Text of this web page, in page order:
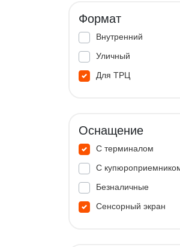
Формат
Внутренний
Уличный
Для ТРЦ
Оснащение
С терминалом
С
Безналичные
Сенсорный экран